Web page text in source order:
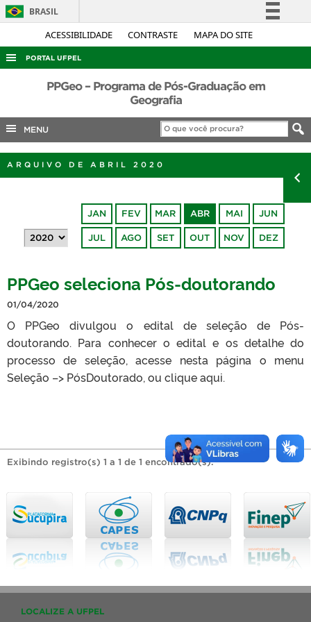
ACESSIBILIDADE CONTRASTE MAPA DO SITE
BRASIL
Simplifique!
Acesso à informação
Legislação
Canais
PORTAL UFPEL
ACESSO À INFORMAÇÃO
COBALTO
CONCURSOS
PORTARIAS
PPGeo – Programa de Pós-Graduação em
Geografia
MENU
ARQUIVO DE ABRIL 2020
JAN FEV MAR ABR MAI JUN
JUL AGO SET OUT NOV DEZ
PPGeo seleciona Pós-doutorando
01/04/2020
O PPGeo divulgou o edital de seleção de Pós-
doutorando. Para conhecer o edital e os detalhe do
processo de seleção, acesse nesta página o menu
Seleção –> PósDoutorado, ou clique aqui.
Exibindo registro(s) 1 a 1 de 1 encontrado(s).
LOCALIZE A UFPEL